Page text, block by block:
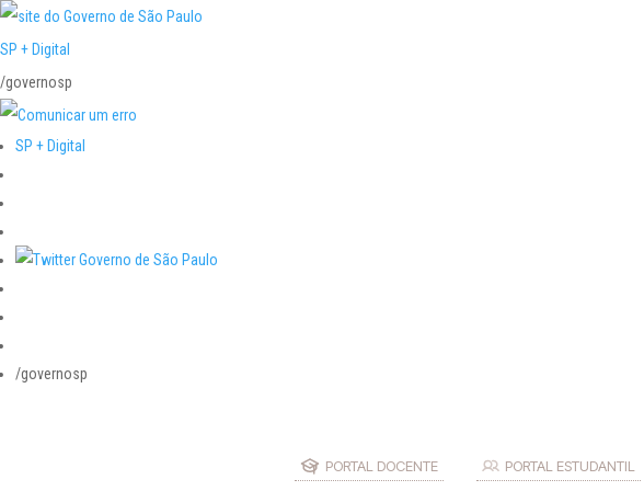
SP + Digital
/governosp
SP + Digital
/governosp
PORTAL DOCENTE PORTAL ESTUDANTIL